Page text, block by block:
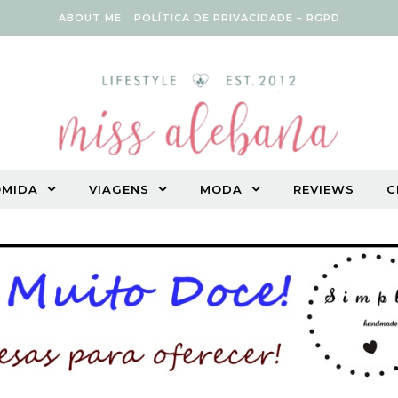
ABOUT ME POLÍTICA DE PRIVACIDADE – RGPD
VIAGENS MODA REVIEWS